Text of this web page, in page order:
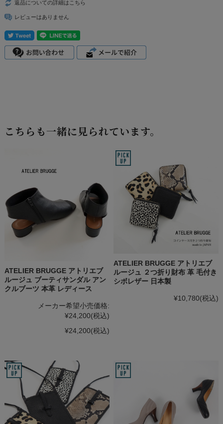
返品についての詳細はこちら
レビューはありません
こちらも一緒に見られています。
ATELIER BRUGGE アトリエブ
ルージュ ブーティサンダル アン
クルブーツ 本革 レディース
メーカー希望小売価格:
¥24,200(税込)
¥24,200(税込)
ATELIER BRUGGE アトリエブ
ルージュ ２つ折り財布 革 毛付き
シボレザー 日本製
¥10,780(税込)